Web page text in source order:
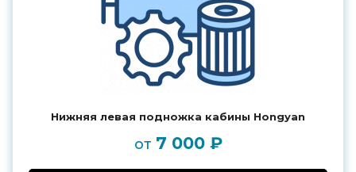
Нижняя левая подножка кабины Hongyan
от 7 000 ₽